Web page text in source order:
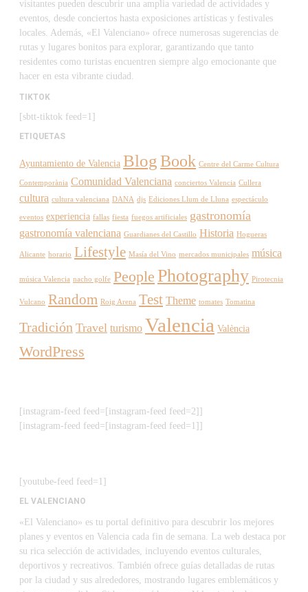
visitantes pueden descubrir una amplia variedad de actividades y
eventos, desde conciertos hasta exposiciones artísticas y festivales
locales. Además, «El Valenciano» ofrece numerosas sugerencias de
rutas y lugares bonitos para explorar, garantizando que tanto
residentes como turistas encuentren siempre algo emocionante que
hacer en esta vibrante ciudad.
TIKTOK
[sbtt-tiktok feed=1]
ETIQUETAS
Ayuntamiento de Valencia BlogBook Centre del Carme Cultura
Contemporània Comunidad Valenciana conciertos Valencia Cullera
cultura cultura valenciana DANA djs Ediciones Llum de Lluna espectáculo
eventos experiencia fallas fiesta fuegos artificiales gastronomía
gastronomía valenciana Guardianes del Castillo Historia Hogueras
Alicante horario Lifestyle Masía del Vino mercados municipales música
música Valencia nacho golfe People Photography Pirotecnia
Vulcano Random Roig Arena Test Theme tomates Tomatina
Tradición Travel turismo Valencia València
WordPress
[instagram-feed feed=[instagram-feed feed=2]]
[instagram-feed feed=[instagram-feed feed=1]]
[youtube-feed feed=1]
EL VALENCIANO
«El Valenciano» es tu portal definitivo para descubrir los mejores
planes y eventos en Valencia cada fin de semana. La web destaca por
su rica selección de actividades, incluyendo eventos culturales,
deportivos y recreativos. También ofrece guías detalladas de rutas
por la ciudad y sus alrededores, mostrando lugares emblemáticos y